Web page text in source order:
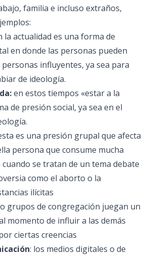
familia e incluso extraños,
la actualidad es una forma de
en donde las personas pueden
influyentes, ya sea para
de ideología.
en estos tiempos «estar a la
de presión social, ya sea en el
es una presión grupal que afecta
persona que consume mucha
se tratan de un tema debate
como el aborto o la
ilícitas
grupos de congregación juegan un
momento de influir a las demás
ciertas creencias
: los medios digitales o de